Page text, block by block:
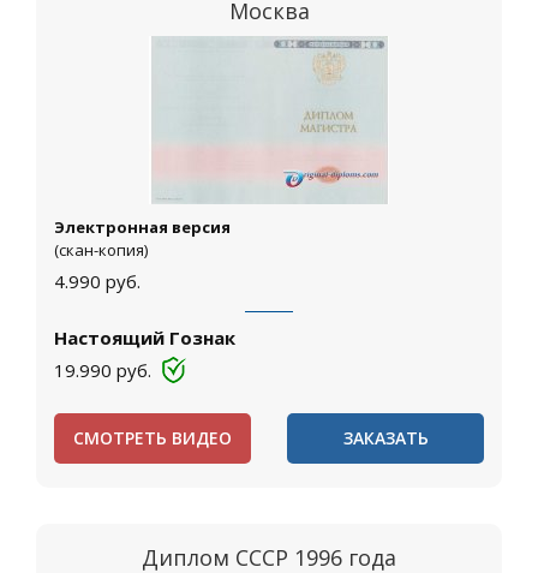
Москва
Электронная версия
(скан-копия)
4.990 руб.
Настоящий Гознак
19.990 руб.
СМОТРЕТЬ ВИДЕО ЗАКАЗАТЬ
Диплом СССР 1996 года